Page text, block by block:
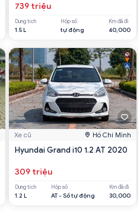
739 triệu
Dung tích
1.5 L
Hộp số
tự động
Km đã đi
40,000
Xe cũ Hồ Chí Minh
Hyundai Grand i10 1.2 AT 2020
309 triệu
Dung tích
1.2 L
Hộp số
AT - Số tự động
Km đã đi
30,000